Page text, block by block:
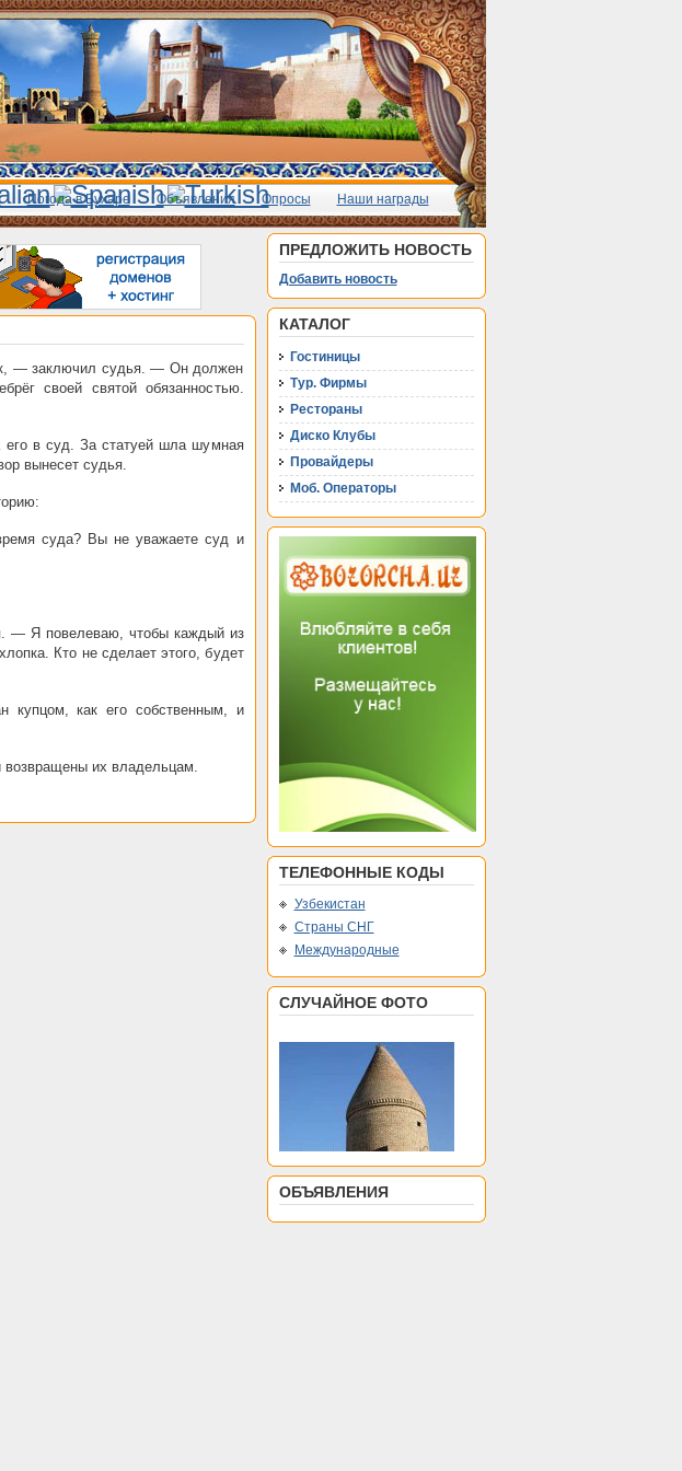
Погода в Бухаре Объявления Опросы Наши награды
— заключил судья. — Он должен
своей святой обязанностью.
его в суд. За статуей шла шумная
вынесет судья.
суда? Вы не уважаете суд и
— Я повелеваю, чтобы каждый из
Кто не сделает этого, будет
купцом, как его собственным, и
возвращены их владельцам.
ПРЕДЛОЖИТЬ НОВОСТЬ
Добавить новость
КАТАЛОГ
Гостиницы
Тур. Фирмы
Рестораны
Диско Клубы
Провайдеры
Моб. Операторы
ТЕЛЕФОННЫЕ КОДЫ
Узбекистан
Страны СНГ
Международные
СЛУЧАЙНОЕ ФОТО
ОБЪЯВЛЕНИЯ